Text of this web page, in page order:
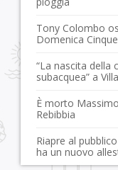
Tony Colombo
Domenica Cinque
“La nascita della
subacquea” a
È morto
Rebibbia
Riapre al
ha un nuovo